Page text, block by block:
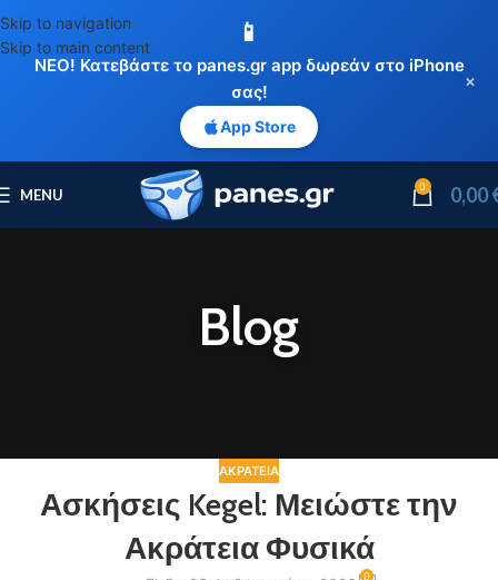
📱
ΝΕΟ! Κατεβάστε το panes.gr app δωρεάν στο iPhone
σας!
App Store
×
Skip to navigation
Skip to main content
MENU 0 0,00
Blog
ΑΚΡΆΤΕΙΑ
Ασκήσεις Kegel: Μειώστε την
Ακράτεια Φυσικά
0